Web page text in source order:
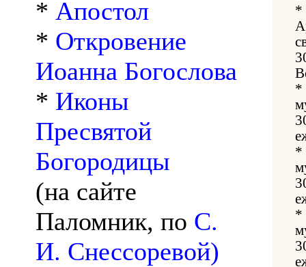
* Апостол
* Откровение
Иоанна Богослова
* Иконы
Пресвятой
Богородицы
(на сайте
Паломник, по С.
И. Снессоревой)
*
*
*
*